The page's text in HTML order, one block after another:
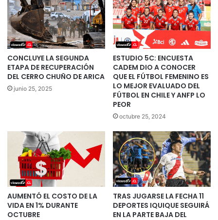
CONCLUYE LA SEGUNDA
ETAPA DE RECUPERACIÓN
DEL CERRO CHUÑO DE ARICA
junio 25, 2025
ESTUDIO 5C: ENCUESTA
CADEM DIO A CONOCER
QUE EL FÚTBOL FEMENINO ES
LO MEJOR EVALUADO DEL
FÚTBOL EN CHILE Y ANFP LO
PEOR
octubre 25, 2024
AUMENTÓ EL COSTO DE LA
VIDA EN 1% DURANTE
OCTUBRE
TRAS JUGARSE LA FECHA 11
DEPORTES IQUIQUE SEGUIRÁ
EN LA PARTE BAJA DEL